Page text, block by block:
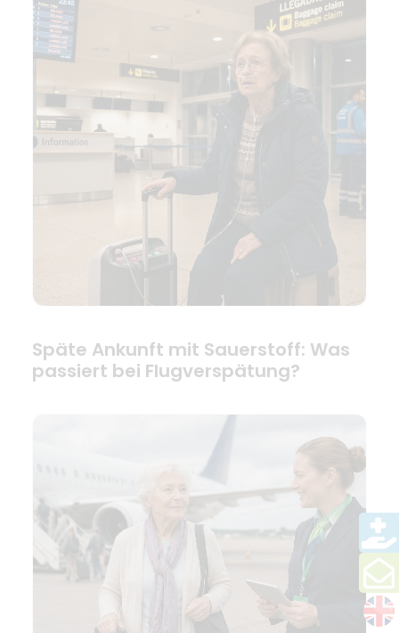
Späte Ankunft mit Sauerstoff: Was
passiert bei Flugverspätung?